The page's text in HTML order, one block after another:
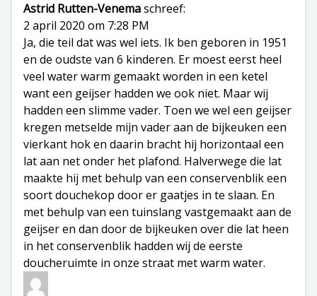
Astrid Rutten-Venemaschreef:
2 april 2020 om 7:28 PM
Ja, die teil dat was wel iets. Ik ben geboren in 1951
en de oudste van 6 kinderen. Er moest eerst heel
veel water warm gemaakt worden in een ketel
want een geijser hadden we ook niet. Maar wij
hadden een slimme vader. Toen we wel een geijser
kregen metselde mijn vader aan de bijkeuken een
vierkant hok en daarin bracht hij horizontaal een
lat aan net onder het plafond. Halverwege die lat
maakte hij met behulp van een conservenblik een
soort douchekop door er gaatjes in te slaan. En
met behulp van een tuinslang vastgemaakt aan de
geijser en dan door de bijkeuken over die lat heen
in het conservenblik hadden wij de eerste
doucheruimte in onze straat met warm water.